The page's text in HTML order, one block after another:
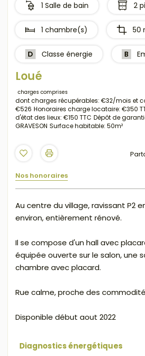
1 Salle de bain 2
1 chambre(s) 50
D Classe énergie B
Loué
charges comprises
dont charges récupérables: €32/mois et
€526 Honoraires charge locataire: €350
d'état des lieux: €150 TTC Dépôt de
GRAVESON Surface habitable: 50m²
Nos honoraires
Au centre du village, ravissant P2
environ, entièrement rénové.
Il se compose d'un hall avec
équipée ouverte sur le salon, une
chambre avec placard.
Rue calme, proche des
Disponible début aout 2022
Diagnostics énergétiques